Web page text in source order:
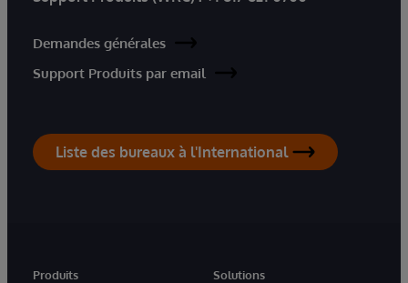
Demandes générales
Support Produits par email
Liste des bureaux à l'International
Produits
Solutions